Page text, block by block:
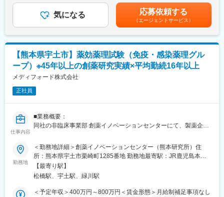
システム企画・IT戦略担当
プロジェクトマネージャー
内製開発組織の立ち上げ・推進
システムの運用担当に留まらず、「事業を変えるIT人材」として
成長できるポジションです。
変更の範囲：会社の定める業務
・in vivo／in vitro試験の実施指示、進捗・品質管理、SD補佐
・試験データの確認・整理・記録、およびレポート作成
・SOPに基づく試験運営とコンプライアンスの徹底・改善提案
■組織体制：
配属は非臨床事業部 創薬イノベーションセンター 研究第1ユニッ
ト 免疫・感染薬理グループです。グループリーダー1名、メンバ
ー22名（男性14名・女性9名）、平均年齢44歳と、経験豊富な研
究者が多数在籍しています。中途入社者も多く、領域やバックグ
ラウンドが異なるメンバー同士で技術を教え合う風土が根付いて
おり、SD未経験の方でも段階的に責任ある業務をお任せします。
専門性を高めつつ、周囲と相談しながら成長できる安心感のある
組織です。
・老舗の受託研究機関として扱う研究の幅が広く深いことが業界
内でも認知されています。各種学会での論文発表件数は業界トッ
プクラスです。
また、平均勤続年数は16年以上と長く、安定的な組織運営を行っ
を通じて上下する可能性があります。月給(月額)は固定手当を含め
た表記です。気になる 応募依頼する
（エージェントサービス）
【熊本県宇土市】薬効薬理試験（免疫・感染薬理グル
ープ）※45年以上の創薬研究実績×平均勤続16年以上
メディフォード株式会社
正社員
仕事内容
■業務概要：
同社の非臨床事業部 創薬イノベーションセンターにて、製薬企業
／in vitro）を担当いただきます。アレルギー・呼吸器・肝疾患な
どを中心に、試験計画からデータとりまとめ、進捗・品質管理ま
で、一連のプロセスをお任せする試験責任者（SD）あるいはその
候補のポジションです。熊本研究所では再生医療やPDXといった
先端テーマにも取り組んでおり、非臨床の専門性を磨きながら、
社会貢献性の高い研究に長く腰を据えて取り組める環境です。
勤務地
＜勤務地詳細＞創薬イノベーションセンター（熊本研究所）住
所：熊本県宇土市栗崎町1285番地 勤務地最寄駅：JR鹿児島本線
／宇土駅受動喫煙対策：敷地内喫煙可能場所あり変更の範囲：会
社の定める事業所（リモートワーク含む）
【最寄り駅】
松橋駅、宇土駅、緑川駅
＜予定年収＞400万円～800万円＜賃金形態＞月給制補足事項なし